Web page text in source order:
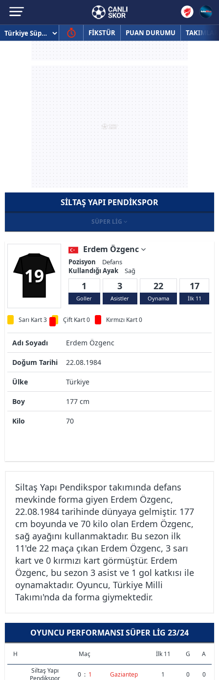
FİKSTÜR PUAN DURUMU TAKIMLAR
SILTAŞ YAPI PENDIKSPOR
SÜPER LIG
19
Erdem Özgenc
Pozisyon
Defans
Kullandığı Ayak
Sağ
1
Goller
3
Asistler
22
Oynama
17
İlk 11
Sarı Kart 3 Çift Kart 0 Kırmızı Kart 0
Adı Soyadı Erdem Özgenc
Doğum Tarihi 22.08.1984
Ülke Türkiye
Boy 177 cm
Kilo 70
Siltaş Yapı Pendikspor takımında defans
mevkinde forma giyen Erdem Özgenc,
22.08.1984 tarihinde dünyaya gelmiştir. 177
cm boyunda ve 70 kilo olan Erdem Özgenc,
sağ ayağını kullanmaktadır. Bu sezon ilk
11'de 22 maça çıkan Erdem Özgenc, 3 sarı
kart ve 0 kırmızı kart görmüştür. Erdem
Özgenc, bu sezon 3 asist ve 1 gol katkısı ile
oynamaktadır. Oyuncu, Türkiye Milli
Takımı'nda da forma giymektedir.
OYUNCU PERFORMANSI SÜPER LIG 23/24
H Maç İlk 11 G
A
Siltaş Yapı
Pendikspor
0 : 1 Gaziantep 1 0
0